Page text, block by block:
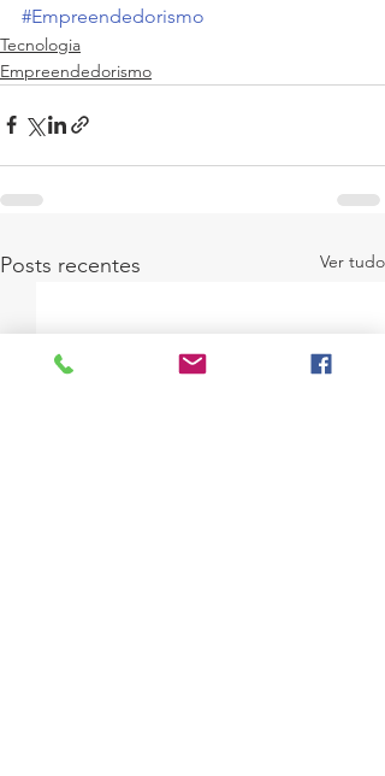
#Empreendedorismo
Tecnologia
Empreendedorismo
Posts recentes Ver tudo